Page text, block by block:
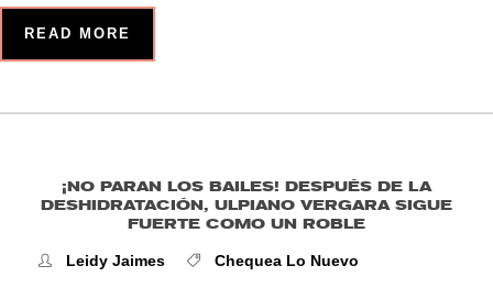
READ MORE
¡NO PARAN LOS BAILES! DESPUÉS DE LA
DESHIDRATACIÓN, ULPIANO VERGARA SIGUE
FUERTE COMO UN ROBLE
Leidy Jaimes Chequea Lo Nuevo